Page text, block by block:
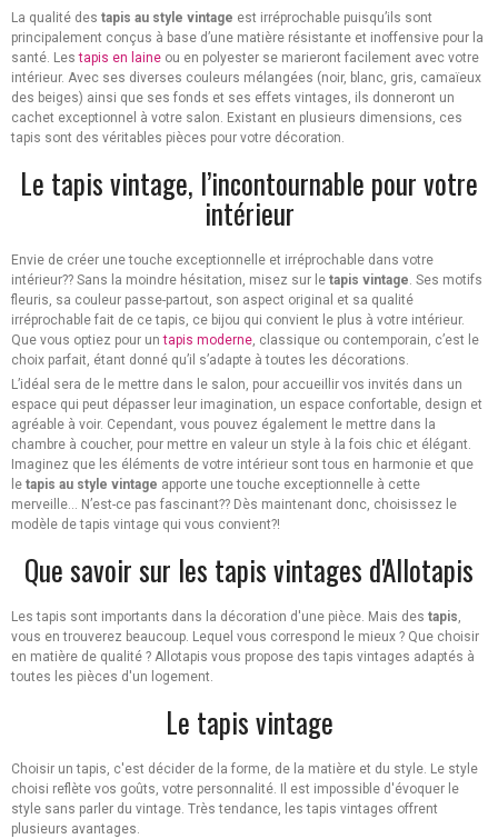
La qualité des tapis au style vintage est irréprochable puisqu’ils sont
principalement conçus à base d’une matière résistante et inoffensive pour la
santé. Lestapis en laine ou en polyester se marieront facilement avec votre
intérieur. Avec ses diverses couleurs mélangées (noir, blanc, gris, camaïeux
des beiges) ainsi que ses fonds et ses effets vintages, ils donneront un
cachet exceptionnel à votre salon. Existant en plusieurs dimensions, ces
tapis sont des véritables pièces pour votre décoration.
Le tapis vintage, l’incontournable pour votre
intérieur
Envie de créer une touche exceptionnelle et irréprochable dans votre
intérieur?? Sans la moindre hésitation, misez sur le tapis vintage. Ses motifs
fleuris, sa couleur passe-partout, son aspect original et sa qualité
irréprochable fait de ce tapis, ce bijou qui convient le plus à votre intérieur.
Que vous optiez pour untapis moderne, classique ou contemporain, c’est le
choix parfait, étant donné qu’il s’adapte à toutes les décorations.
L’idéal sera de le mettre dans le salon, pour accueillir vos invités dans un
espace qui peut dépasser leur imagination, un espace confortable, design et
agréable à voir. Cependant, vous pouvez également le mettre dans la
chambre à coucher, pour mettre en valeur un style à la fois chic et élégant.
Imaginez que les éléments de votre intérieur sont tous en harmonie et que
le tapis au style vintage apporte une touche exceptionnelle à cette
merveille… N’est-ce pas fascinant?? Dès maintenant donc, choisissez le
modèle de tapis vintage qui vous convient?!
Que savoir sur les tapis vintages d'Allotapis
Les tapis sont importants dans la décoration d'une pièce. Mais des tapis,
vous en trouverez beaucoup. Lequel vous correspond le mieux ? Que choisir
en matière de qualité ? Allotapis vous propose des tapis vintages adaptés à
toutes les pièces d'un logement.
Le tapis vintage
Choisir un tapis, c'est décider de la forme, de la matière et du style. Le style
choisi reflète vos goûts, votre personnalité. Il est impossible d'évoquer le
style sans parler du vintage. Très tendance, les tapis vintages offrent
plusieurs avantages.